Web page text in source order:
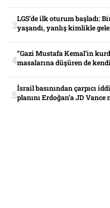
LGS’de ilk oturum başladı:
yaşandı, yanlış kimlikle
“Gazi Mustafa Kemal’in
masalarına düşüren de
İsrail basınından çarpıcı
planını Erdoğan’a JD Vance